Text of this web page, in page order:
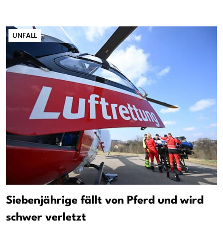
UNFALL
Siebenjährige fällt von Pferd und wird
schwer verletzt